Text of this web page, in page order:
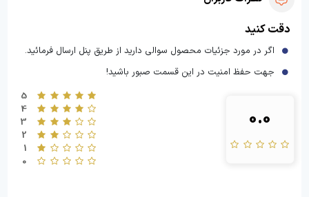
دقت کنید
اگر در مورد جزئیات محصول سوالی دارید از طریق پنل ارسال فرمائید.
جهت حفظ امنیت در این قسمت صبور باشید!
0.0
5
4
3
2
1
0